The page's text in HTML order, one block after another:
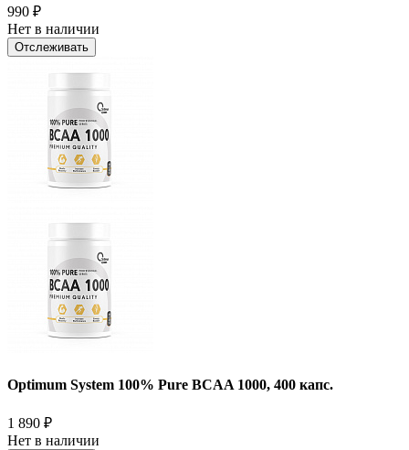
990 ₽
Нет в наличии
Отслеживать
Optimum System 100% Pure BCAA 1000, 400 капс.
1 890 ₽
Нет в наличии